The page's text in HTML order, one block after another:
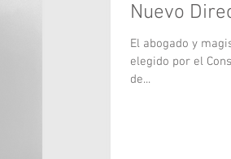
Nuevo
El abogado y
elegido por el
de...